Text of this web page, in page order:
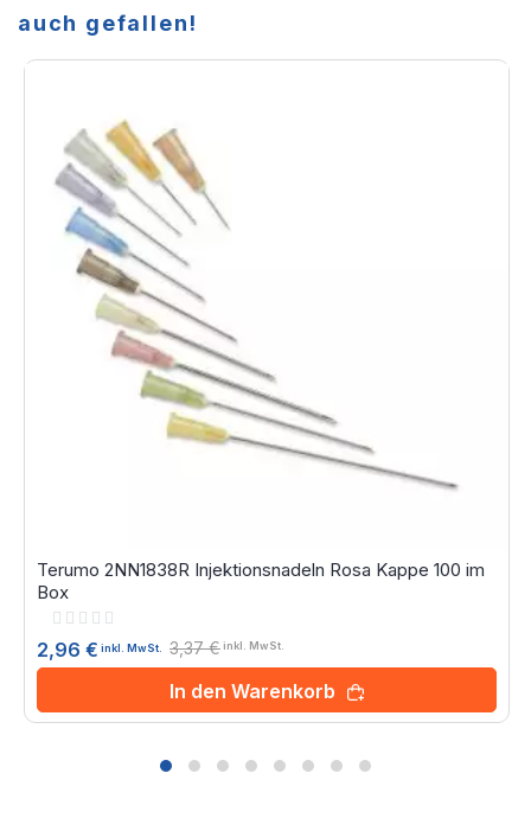
auch gefallen!
Terumo 2NN1838R Injektionsnadeln Rosa Kappe 100 im
Box
Rating:
2,96 € inkl. MwSt. 3,37 €inkl. MwSt.
In den Warenkorb